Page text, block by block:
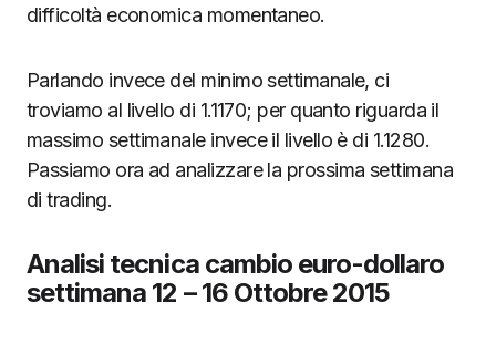
difficoltà economica momentaneo.
Parlando invece del minimo settimanale, ci
troviamo al livello di 1.1170; per quanto riguarda il
massimo settimanale invece il livello è di 1.1280.
Passiamo ora ad analizzare la prossima settimana
di trading.
Analisi tecnica cambio euro-dollaro
settimana 12 – 16 Ottobre 2015